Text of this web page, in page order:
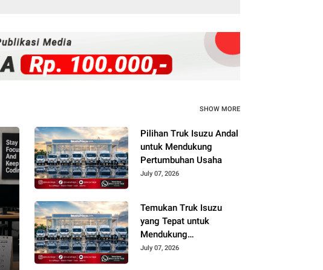
SHOW MORE
Pilihan Truk Isuzu Andal
untuk Mendukung
Pertumbuhan Usaha
July 07, 2026
Temukan Truk Isuzu
yang Tepat untuk
Mendukung
Perkembangan Usaha
July 07, 2026